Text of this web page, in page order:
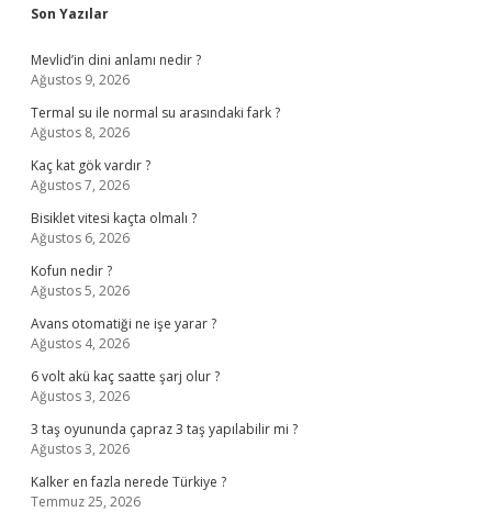
Sidebar
Son Yazılar
Mevlid’in dini anlamı nedir ?
Ağustos 9, 2026
Termal su ile normal su arasındaki fark ?
Ağustos 8, 2026
Kaç kat gök vardır ?
Ağustos 7, 2026
Bisiklet vitesi kaçta olmalı ?
Ağustos 6, 2026
Kofun nedir ?
Ağustos 5, 2026
Avans otomatiği ne işe yarar ?
Ağustos 4, 2026
6 volt akü kaç saatte şarj olur ?
Ağustos 3, 2026
3 taş oyununda çapraz 3 taş yapılabilir mi ?
Ağustos 3, 2026
Kalker en fazla nerede Türkiye ?
Temmuz 25, 2026